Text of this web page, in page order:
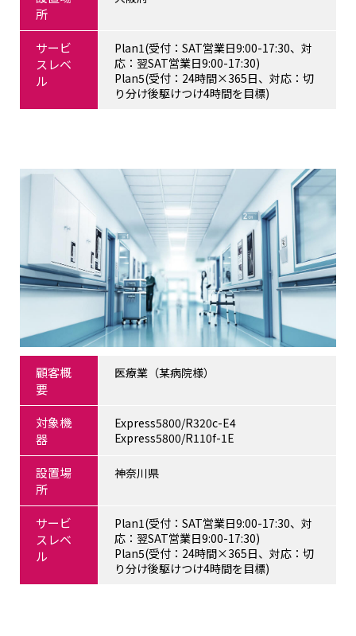
所
サービ
スレベ
ル
Plan1(受付：SAT営業日9:00-17:30、対
応：翌SAT営業日9:00-17:30)
Plan5(受付：24時間×365日、対応：切
り分け後駆けつけ4時間を目標)
顧客概
要
医療業（某病院様）
対象機
器
Express5800/R320c-E4
Express5800/R110f-1E
設置場
所
神奈川県
サービ
スレベ
ル
Plan1(受付：SAT営業日9:00-17:30、対
応：翌SAT営業日9:00-17:30)
Plan5(受付：24時間×365日、対応：切
り分け後駆けつけ4時間を目標)